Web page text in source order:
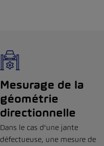
Mesurage de la
géométrie
directionnelle
Dans le cas d'une jante
défectueuse, une mesure de